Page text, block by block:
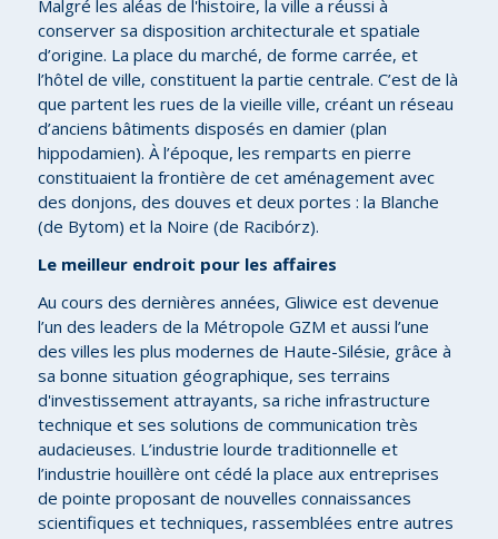
Malgré les aléas de l'histoire, la ville a réussi à
conserver sa disposition architecturale et spatiale
d’origine. La place du marché, de forme carrée, et
l’hôtel de ville, constituent la partie centrale. C’est de là
que partent les rues de la vieille ville, créant un réseau
d’anciens bâtiments disposés en damier (plan
hippodamien). À l’époque, les remparts en pierre
constituaient la frontière de cet aménagement avec
des donjons, des douves et deux portes : la Blanche
(de Bytom) et la Noire (de Racibórz).
Le meilleur endroit pour les affaires
Au cours des dernières années, Gliwice est devenue
l’un des leaders de la Métropole GZM et aussi l’une
des villes les plus modernes de Haute-Silésie, grâce à
sa bonne situation géographique, ses terrains
d'investissement attrayants, sa riche infrastructure
technique et ses solutions de communication très
audacieuses. L’industrie lourde traditionnelle et
l’industrie houillère ont cédé la place aux entreprises
de pointe proposant de nouvelles connaissances
scientifiques et techniques, rassemblées entre autres